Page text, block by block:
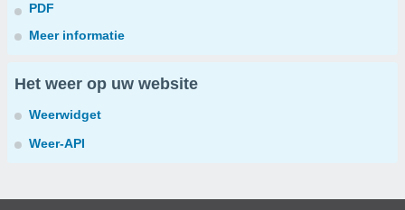
PDF
Meer informatie
Het weer op uw website
Weerwidget
Weer-API